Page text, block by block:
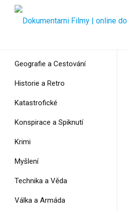
Geografie a Cestování
Historie a Retro
Katastrofické
Konspirace a Spiknutí
Krimi
Myšlení
Technika a Věda
Válka a Armáda